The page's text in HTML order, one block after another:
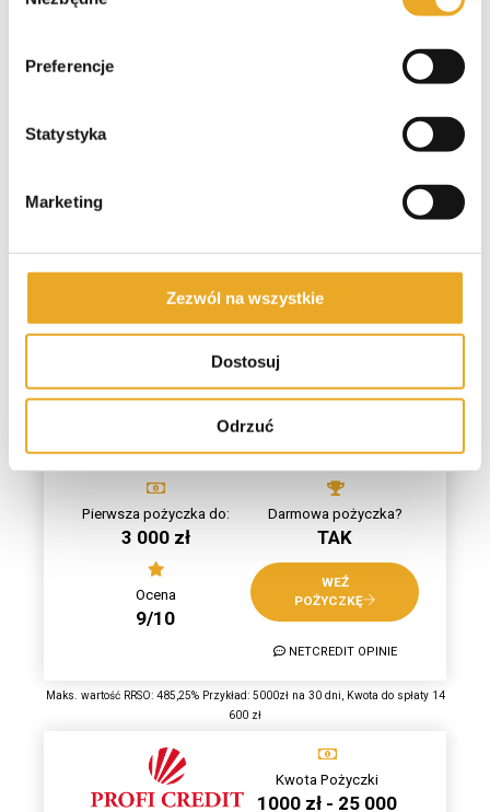
Preferencje
Statystyka
Marketing
Zezwól na wszystkie
Dostosuj
Odrzuć
Pierwsza pożyczka do:
Maks. wartość RRSO: 319,36 % Przykład: 3000 zł na 30 dni, RRSO 0%, Kwota
Kwota Pożyczki
100 zł - 10 000
zł
Pierwsza pożyczka do:
3 000 zł
Darmowa pożyczka?
TAK
Ocena
9/10
WEŹ
POŻYCZKĘ
NETCREDIT OPINIE
Maks. wartość RRSO: 485,25% Przykład: 5000zł na 30 dni, Kwota do spłaty 14
600 zł
Kwota Pożyczki
1000 zł - 25 000